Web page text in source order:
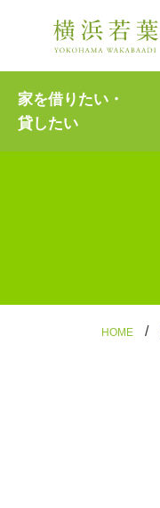
content
家を借りたい・
貸したい
HOME /